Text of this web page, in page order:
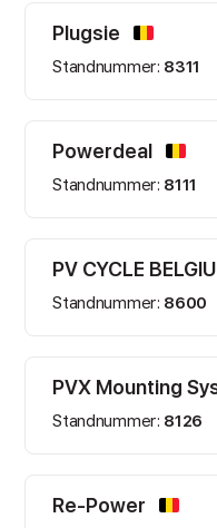
Plugsie
Standnummer: 8311
Powerdeal
Standnummer: 8111
PV CYCLE
Standnummer: 8600
PVX Mounting
Standnummer: 8126
Re-Power